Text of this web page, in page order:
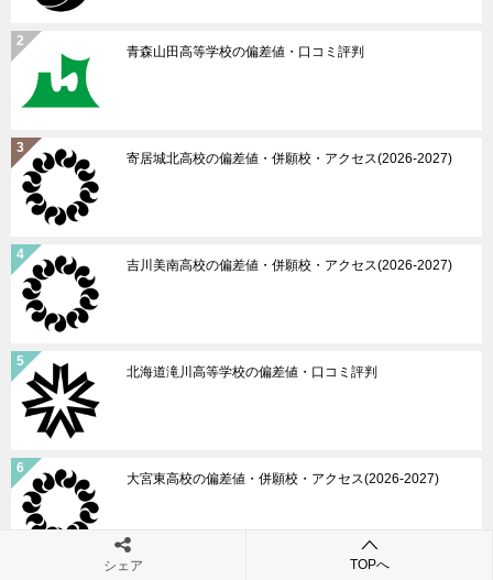
青森山田高等学校の偏差値・口コミ評判
寄居城北高校の偏差値・併願校・アクセス(2026-2027)
吉川美南高校の偏差値・併願校・アクセス(2026-2027)
北海道滝川高等学校の偏差値・口コミ評判
大宮東高校の偏差値・併願校・アクセス(2026-2027)
シェア TOPへ